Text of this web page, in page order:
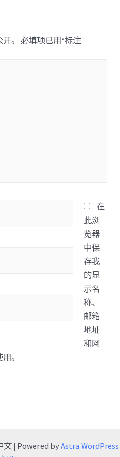
。 必填项已用*标注
在
此浏
览器
中保
存我
的显
示名
称、
邮箱
地址
和网
。
文 | Powered byAstra WordPress